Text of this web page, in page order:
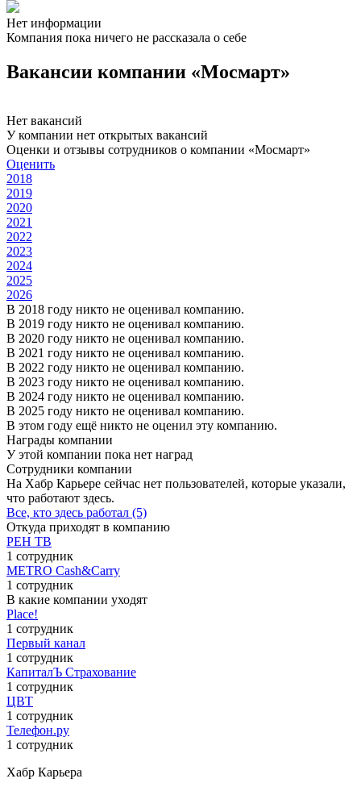
Нет информации
Компания пока ничего не рассказала о себе
Вакансии компании «Мосмарт»
Нет вакансий
У компании нет открытых вакансий
Оценки и отзывы сотрудников о компании «Мосмарт»
Оценить
2018
2019
2020
2021
2022
2023
2024
2025
2026
В 2018 году никто не оценивал компанию.
В 2019 году никто не оценивал компанию.
В 2020 году никто не оценивал компанию.
В 2021 году никто не оценивал компанию.
В 2022 году никто не оценивал компанию.
В 2023 году никто не оценивал компанию.
В 2024 году никто не оценивал компанию.
В 2025 году никто не оценивал компанию.
В этом году ещё никто не оценил эту компанию.
Награды компании
У этой компании пока нет наград
Сотрудники компании
На Хабр Карьере сейчас нет пользователей, которые указали,
что работают здесь.
Все, кто здесь работал (5)
Откуда приходят в компанию
РЕН ТВ
1 сотрудник
METRO Cash&Carry
1 сотрудник
В какие компании уходят
Place!
1 сотрудник
Первый канал
1 сотрудник
КапиталЪ Страхование
1 сотрудник
ЦВТ
1 сотрудник
Телефон.ру
1 сотрудник
Хабр Карьера